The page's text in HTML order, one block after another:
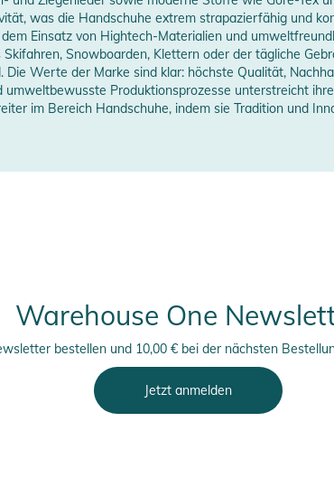
synthetischem Material (Fiberfill).
Griffigkeit.
finden Sie direkt am Produkt.
was die Handschuhe extrem strapazierfähig und
Einsatz von Hightech-Materialien und
Snowboarden, Klettern oder der tägliche
Werte der Marke sind klar: höchste Qualität,
Produktionsprozesse unterstreicht
im Bereich Handschuhe, indem sie Tradition und
Warehouse One
bestellen und 10,00 € bei der nächsten
Jetzt anmelden